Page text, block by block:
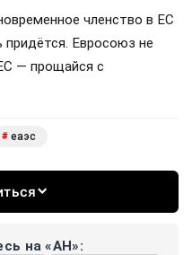
членство в ЕС
Евросоюз не
— прощайся с
# еаэс
на «АН»: